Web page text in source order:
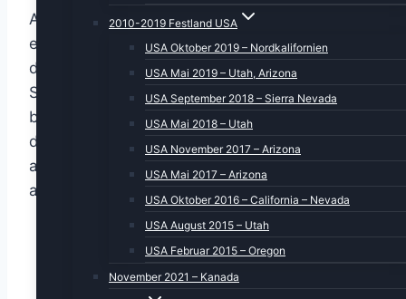
2010-2019 Festland USA
USA Oktober 2019 – Nordkalifornien
USA Mai 2019 – Utah, Arizona
USA September 2018 – Sierra Nevada
USA Mai 2018 – Utah
USA November 2017 – Arizona
USA Mai 2017 – Arizona
USA Oktober 2016 – California – Nevada
USA August 2015 – Utah
USA Februar 2015 – Oregon
November 2021 – Kanada
Aber der Weg dorthin sollte nicht nur ein
einfaches Durchrasen der Landschaft sein. An
der A1 begegnete uns eines der braunen
Schilder, die normalerweise auf interessante,
besichtigenswerte Attraktionen hinweisen, in
diesem Fall Schloss Ahrensburg. Also kurzhand
abbiegen und uns das Schloss zumindest von
aussen angeschaut.